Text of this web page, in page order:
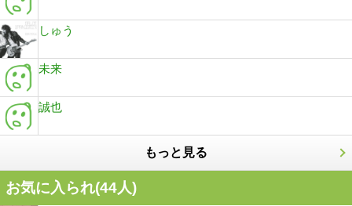
しゅう
未来
誠也
もっと見る
お気に入られ(44人)